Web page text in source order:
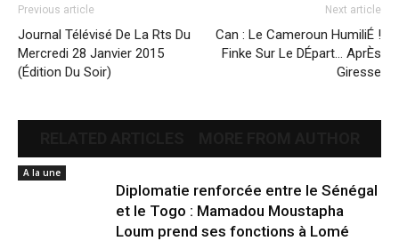
Previous article
Journal Télévisé De La Rts Du
Mercredi 28 Janvier 2015
(Édition Du Soir)
Next article
Can : Le Cameroun HumiliÉ !
Finke Sur Le DÉpart… AprÈs
Giresse
A la une
Diplomatie renforcée entre le Sénégal
et le Togo : Mamadou Moustapha
Loum prend ses fonctions à Lomé